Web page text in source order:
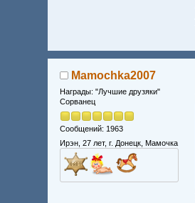
Mamochka2007
Награды: "Лучшие друзяки"
Сорванец
Сообщений: 1963
Ирэн, 27 лет, г. Донецк, Мамочка